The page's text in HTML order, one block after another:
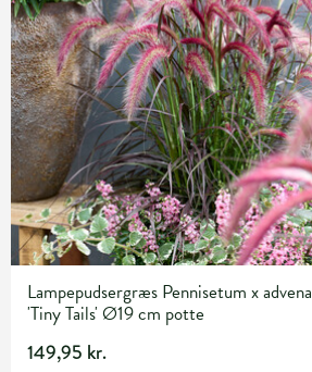
Lampepudsergræs Pennisetum x advena
'Tiny Tails' Ø19 cm potte
149,95 kr.